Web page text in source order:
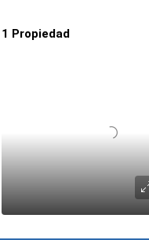
1 Propiedad